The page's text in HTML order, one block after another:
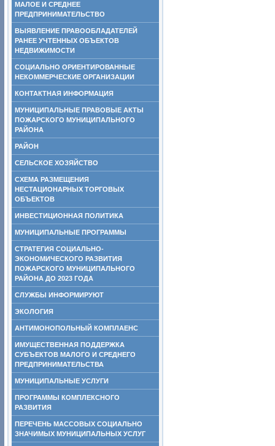
МАЛОЕ И СРЕДНЕЕ
ПРЕДПРИНИМАТЕЛЬСТВО
ВЫЯВЛЕНИЕ ПРАВООБЛАДАТЕЛЕЙ
РАНЕЕ УЧТЕННЫХ ОБЪЕКТОВ
НЕДВИЖИМОСТИ
СОЦИАЛЬНО ОРИЕНТИРОВАННЫЕ
НЕКОММЕРЧЕСКИЕ ОРГАНИЗАЦИИ
КОНТАКТНАЯ ИНФОРМАЦИЯ
МУНИЦИПАЛЬНЫЕ ПРАВОВЫЕ АКТЫ
ПОЖАРСКОГО МУНИЦИПАЛЬНОГО
РАЙОНА
РАЙОН
СЕЛЬСКОЕ ХОЗЯЙСТВО
СХЕМА РАЗМЕЩЕНИЯ
НЕСТАЦИОНАРНЫХ ТОРГОВЫХ
ОБЪЕКТОВ
ИНВЕСТИЦИОННАЯ ПОЛИТИКА
МУНИЦИПАЛЬНЫЕ ПРОГРАММЫ
СТРАТЕГИЯ СОЦИАЛЬНО-
ЭКОНОМИЧЕСКОГО РАЗВИТИЯ
ПОЖАРСКОГО МУНИЦИПАЛЬНОГО
РАЙОНА ДО 2023 ГОДА
СЛУЖБЫ ИНФОРМИРУЮТ
ЭКОЛОГИЯ
АНТИМОНОПОЛЬНЫЙ КОМПЛАЕНС
ИМУЩЕСТВЕННАЯ ПОДДЕРЖКА
СУБЪЕКТОВ МАЛОГО И СРЕДНЕГО
ПРЕДПРИНИМАТЕЛЬСТВА
МУНИЦИПАЛЬНЫЕ УСЛУГИ
ПРОГРАММЫ КОМПЛЕКСНОГО
РАЗВИТИЯ
ПЕРЕЧЕНЬ МАССОВЫХ СОЦИАЛЬНО
ЗНАЧИМЫХ МУНИЦИПАЛЬНЫХ УСЛУГ